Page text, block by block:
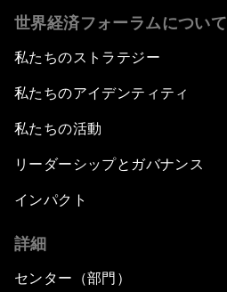
世界経済フォーラムについて
私たちのストラテジー
私たちのアイデンティティ
私たちの活動
リーダーシップとガバナンス
インパクト
詳細
センター（部門）